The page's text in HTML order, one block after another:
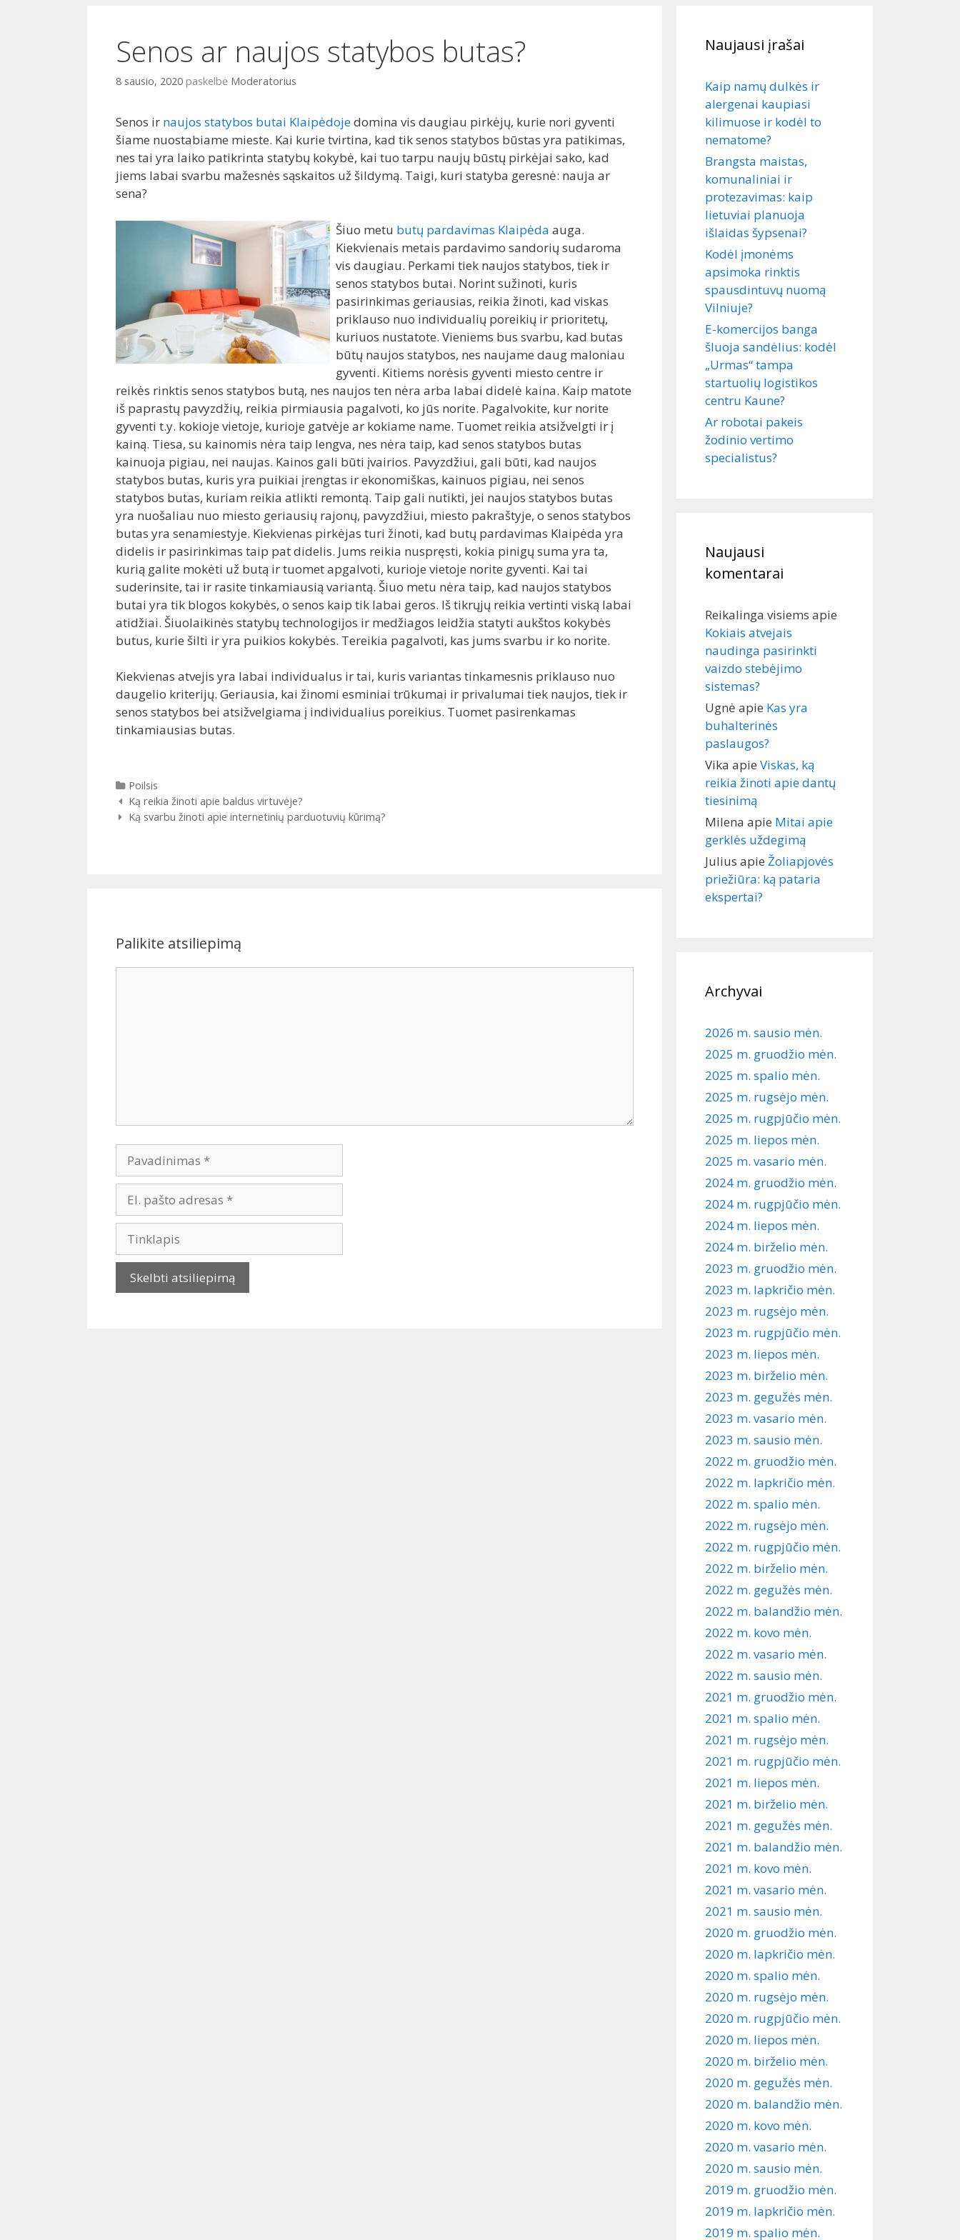
Senos ar naujos statybos butas?
8 sausio, 2020 paskelbė Moderatorius
Senos ir naujos statybos butai Klaipėdojedomina vis daugiau pirkėjų, kurie nori gyventi
šiame nuostabiame mieste. Kai kurie tvirtina, kad tik senos statybos būstas yra patikimas,
nes tai yra laiko patikrinta statybų kokybė, kai tuo tarpu naujų būstų pirkėjai sako, kad
jiems labai svarbu mažesnės sąskaitos už šildymą. Taigi, kuri statyba geresnė: nauja ar
sena?
Šiuo metu butų pardavimas Klaipėda auga.
Kiekvienais metais pardavimo sandorių sudaroma
vis daugiau. Perkami tiek naujos statybos, tiek ir
senos statybos butai. Norint sužinoti, kuris
pasirinkimas geriausias, reikia žinoti, kad viskas
priklauso nuo individualių poreikių ir prioritetų,
kuriuos nustatote. Vieniems bus svarbu, kad butas
būtų naujos statybos, nes naujame daug maloniau
gyventi. Kitiems norėsis gyventi miesto centre ir
reikės rinktis senos statybos butą, nes naujos ten nėra arba labai didelė kaina. Kaip matote
iš paprastų pavyzdžių, reikia pirmiausia pagalvoti, ko jūs norite. Pagalvokite, kur norite
gyventi t.y. kokioje vietoje, kurioje gatvėje ar kokiame name. Tuomet reikia atsižvelgti ir į
kainą. Tiesa, su kainomis nėra taip lengva, nes nėra taip, kad senos statybos butas
kainuoja pigiau, nei naujas. Kainos gali būti įvairios. Pavyzdžiui, gali būti, kad naujos
statybos butas, kuris yra puikiai įrengtas ir ekonomiškas, kainuos pigiau, nei senos
statybos butas, kuriam reikia atlikti remontą. Taip gali nutikti, jei naujos statybos butas
yra nuošaliau nuo miesto geriausių rajonų, pavyzdžiui, miesto pakraštyje, o senos statybos
butas yra senamiestyje. Kiekvienas pirkėjas turi žinoti, kad butų pardavimas Klaipėda yra
didelis ir pasirinkimas taip pat didelis. Jums reikia nuspręsti, kokia pinigų suma yra ta,
kurią galite mokėti už butą ir tuomet apgalvoti, kurioje vietoje norite gyventi. Kai tai
suderinsite, tai ir rasite tinkamiausią variantą. Šiuo metu nėra taip, kad naujos statybos
butai yra tik blogos kokybės, o senos kaip tik labai geros. Iš tikrųjų reikia vertinti viską labai
atidžiai. Šiuolaikinės statybų technologijos ir medžiagos leidžia statyti aukštos kokybės
butus, kurie šilti ir yra puikios kokybės. Tereikia pagalvoti, kas jums svarbu ir ko norite.
Kiekvienas atvejis yra labai individualus ir tai, kuris variantas tinkamesnis priklauso nuo
daugelio kriterijų. Geriausia, kai žinomi esminiai trūkumai ir privalumai tiek naujos, tiek ir
senos statybos bei atsižvelgiama į individualius poreikius. Tuomet pasirenkamas
tinkamiausias butas.
Kategorijos
Poilsis
Įrašų
navigacija
Ką reikia žinoti apie baldus virtuvėje?
Ką svarbu žinoti apie internetinių parduotuvių kūrimą?
Palikite atsiliepimą
Naujausi įrašai
Kaip namų dulkės ir
alergenai kaupiasi
kilimuose ir kodėl to
nematome?
Brangsta maistas,
komunaliniai ir
protezavimas: kaip
lietuviai planuoja
išlaidas šypsenai?
Kodėl įmonėms
apsimoka rinktis
spausdintuvų nuomą
Vilniuje?
E-komercijos banga
šluoja sandėlius: kodėl
„Urmas“ tampa
startuolių logistikos
centru Kaune?
Ar robotai pakeis
žodinio vertimo
specialistus?
Naujausi
komentarai
Reikalinga visiems apie
Kokiais atvejais
naudinga pasirinkti
vaizdo stebėjimo
sistemas?
Ugnė apie Kas yra
buhalterinės
paslaugos?
Vika apie Viskas, ką
reikia žinoti apie dantų
tiesinimą
Milena apie Mitai apie
gerklės uždegimą
Julius apie Žoliapjovės
priežiūra: ką pataria
ekspertai?
Archyvai
2026 m. sausio mėn.
2025 m. gruodžio mėn.
2025 m. spalio mėn.
2025 m. rugsėjo mėn.
2025 m. rugpjūčio mėn.
2025 m. liepos mėn.
2025 m. vasario mėn.
2024 m. gruodžio mėn.
2024 m. rugpjūčio mėn.
2024 m. liepos mėn.
2024 m. birželio mėn.
2023 m. gruodžio mėn.
2023 m. lapkričio mėn.
2023 m. rugsėjo mėn.
2023 m. rugpjūčio mėn.
2023 m. liepos mėn.
2023 m. birželio mėn.
2023 m. gegužės mėn.
2023 m. vasario mėn.
2023 m. sausio mėn.
2022 m. gruodžio mėn.
2022 m. lapkričio mėn.
2022 m. spalio mėn.
2022 m. rugsėjo mėn.
2022 m. rugpjūčio mėn.
2022 m. birželio mėn.
2022 m. gegužės mėn.
2022 m. balandžio mėn.
2022 m. kovo mėn.
2022 m. vasario mėn.
2022 m. sausio mėn.
2021 m. gruodžio mėn.
2021 m. spalio mėn.
2021 m. rugsėjo mėn.
2021 m. rugpjūčio mėn.
2021 m. liepos mėn.
2021 m. birželio mėn.
2021 m. gegužės mėn.
2021 m. balandžio mėn.
2021 m. kovo mėn.
2021 m. vasario mėn.
2021 m. sausio mėn.
2020 m. gruodžio mėn.
2020 m. lapkričio mėn.
2020 m. spalio mėn.
2020 m. rugsėjo mėn.
2020 m. rugpjūčio mėn.
2020 m. liepos mėn.
2020 m. birželio mėn.
2020 m. gegužės mėn.
2020 m. balandžio mėn.
2020 m. kovo mėn.
2020 m. vasario mėn.
2020 m. sausio mėn.
2019 m. gruodžio mėn.
2019 m. lapkričio mėn.
2019 m. spalio mėn.